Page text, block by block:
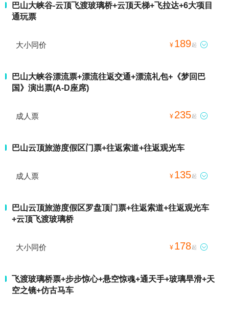
巴山大峡谷-云顶飞渡玻璃桥+云顶天梯+飞拉达+6大项目
通玩票
大小同价 ¥ 189起 
巴山大峡谷漂流票+漂流往返交通+漂流礼包+《梦回巴
国》演出票(A-D座席)
成人票 ¥ 235起 
巴山云顶旅游度假区门票+往返索道+往返观光车
成人票 ¥ 135起 
巴山云顶旅游度假区罗盘顶门票+往返索道+往返观光车
+云顶飞渡玻璃桥
大小同价 ¥ 178起 
飞渡玻璃桥票+步步惊心+悬空惊魂+通天手+玻璃旱滑+天
空之镜+仿古马车